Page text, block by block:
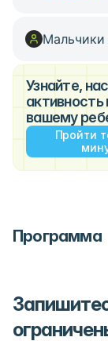
Мальчики
Узнайте,
вашему
Пройти
Программа